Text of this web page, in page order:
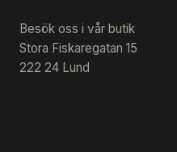
Besök oss i vår butik
Stora Fiskaregatan 15
222 24 Lund